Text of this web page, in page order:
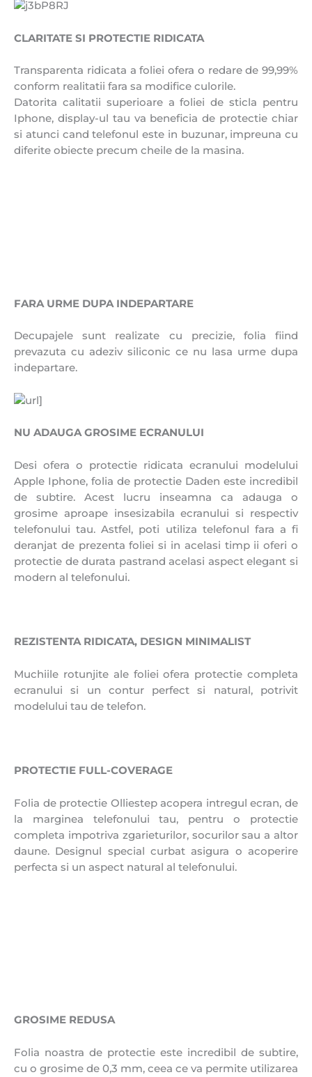
CLARITATE SI PROTECTIE RIDICATA
Transparenta ridicata a foliei ofera o redare de 99,99%
conform realitatii fara sa modifice culorile.
Datorita calitatii superioare a foliei de sticla pentru
Iphone, display-ul tau va beneficia de protectie chiar
si atunci cand telefonul este in buzunar, impreuna cu
diferite obiecte precum cheile de la masina.
FARA URME DUPA INDEPARTARE
Decupajele sunt realizate cu precizie, folia fiind
prevazuta cu adeziv siliconic ce nu lasa urme dupa
indepartare.
NU ADAUGA GROSIME ECRANULUI
Desi ofera o protectie ridicata ecranului modelului
Apple Iphone, folia de protectie Daden este incredibil
de subtire. Acest lucru inseamna ca adauga o
grosime aproape insesizabila ecranului si respectiv
telefonului tau. Astfel, poti utiliza telefonul fara a fi
deranjat de prezenta foliei si in acelasi timp ii oferi o
protectie de durata pastrand acelasi aspect elegant si
modern al telefonului.
REZISTENTA RIDICATA, DESIGN MINIMALIST
Muchiile rotunjite ale foliei ofera protectie completa
ecranului si un contur perfect si natural, potrivit
modelului tau de telefon.
PROTECTIE FULL-COVERAGE
Folia de protectie Olliestep acopera intregul ecran, de
la marginea telefonului tau, pentru o protectie
completa impotriva zgarieturilor, socurilor sau a altor
daune. Designul special curbat asigura o acoperire
perfecta si un aspect natural al telefonului.
GROSIME REDUSA
Folia noastra de protectie este incredibil de subtire,
cu o grosime de 0,3 mm, ceea ce va permite utilizarea